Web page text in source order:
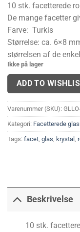
10 stk. facetterede
De mange facetter
Farve: Turkis
Størrelse: ca. 6×8
størrelsen af de
Ikke på lager
ADD TO
Varenummer (SKU):
Kategori: Facetterede
Tags: facet glas krystal
Beskrivelse
10 stk.